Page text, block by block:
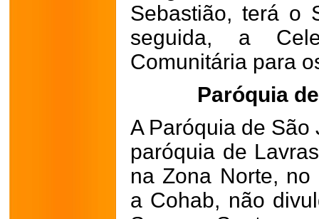
Sebastião, terá o
seguida, a
Comunitária para
Paróquia
A Paróquia de São
paróquia de
na Zona Norte,
a Cohab, não